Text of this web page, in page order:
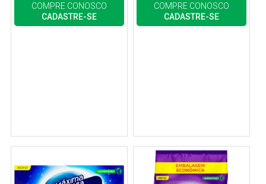
COMPRE CONOSCO
CADASTRE-SE
COMPRE CONOSCO
CADASTRE-SE